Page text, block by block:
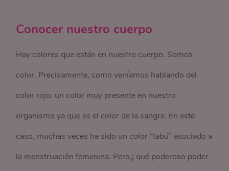
Conocer nuestro cuerpo
Hay colores que están en nuestro cuerpo. Somos
color. Precisamente, como veníamos hablando del
color rojo: un color muy presente en nuestro
organismo ya que es el color de la sangre. En este
caso, muchas veces ha sido un color “tabú” asociado a
la menstruación femenina. Pero,¡ qué poderoso poder